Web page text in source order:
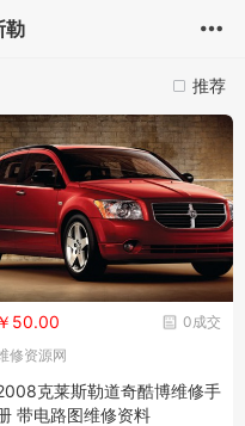
勒
推荐
0成交
￥50.00
修资源网
克莱斯勒道奇酷博维修手
带电路图维修资料